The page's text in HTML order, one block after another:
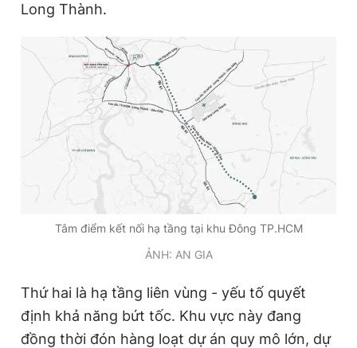
Giấy phép xuất bản số 110/GP - BTTTT cấp ngày 24.3.2020
chép dưới mọi hình thức nếu không có sự chấp thuận bằng văn
bản. Phát triển bởi ePi Technologies, JSC.
Long Thành.
Tâm điểm kết nối hạ tầng tại khu Đông TP.HCM
ẢNH: AN GIA
Thứ hai là hạ tầng liên vùng - yếu tố quyết
định khả năng bứt tốc. Khu vực này đang
đồng thời đón hàng loạt dự án quy mô lớn, dự